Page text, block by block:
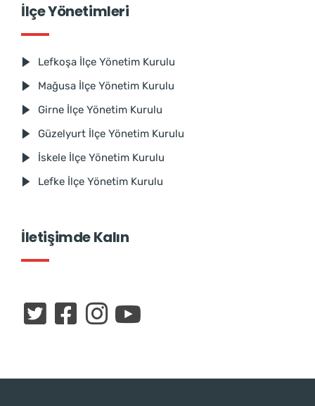
İlçe Yönetimleri
Lefkoşa İlçe Yönetim Kurulu
Mağusa İlçe Yönetim Kurulu
Girne İlçe Yönetim Kurulu
Güzelyurt İlçe Yönetim Kurulu
İskele İlçe Yönetim Kurulu
Lefke İlçe Yönetim Kurulu
İletişimde Kalın